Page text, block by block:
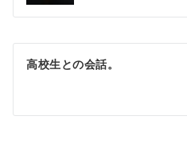
ナ
ビ
ゲ
シ
高校生との会話。